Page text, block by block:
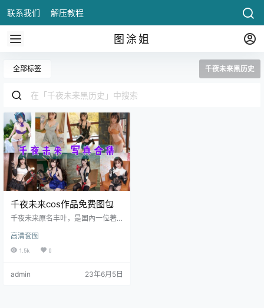
联系我们 解压教程
图涂姐
全部标签 千夜未来黑历史
千夜未来cos作品免费图包
千夜未来原名丰叶，是囯內一位著
她拥有萝莉可爱的外表，白皙细嫩
的皮肤，凹凸有致的身材...... 以貌美
的粉丝数量.
高清套图
1.5k 0
admin 23年6月5日